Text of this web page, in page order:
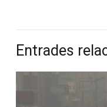
Entrades